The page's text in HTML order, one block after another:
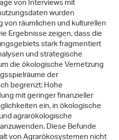
wurden
von räumlichen und kulturellen
Ergebnisse zeigen, dass die
stark fragmentiert
und strategische
die ökologische Vernetzung
der
begrenzt: Hohe
mit geringer finanzieller
ein, in ökologische
agrarökologische
Diese Befunde